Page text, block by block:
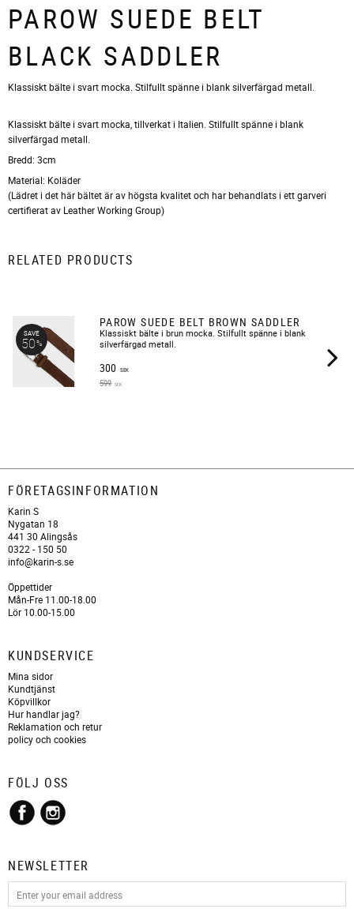
PAROW SUEDE BELT
BLACK SADDLER
Klassiskt bälte i svart mocka. Stilfullt spänne i blank silverfärgad metall.
Klassiskt bälte i svart mocka, tillverkat i Italien. Stilfullt spänne i blank
silverfärgad metall.
Bredd: 3cm
Material: Koläder
(Lädret i det här bältet är av högsta kvalitet och har behandlats i ett garveri
certifierat av Leather Working Group)
RELATED PRODUCTS
PAROW SUEDE BELT BROWN SADDLER
Klassiskt bälte i brun mocka. Stilfullt spänne i blank
silverfärgad metall.
300 SEK
599 SEK
SAVE
50%
FÖRETAGSINFORMATION
Karin S
Nygatan 18
441 30 Alingsås
0322 - 150 50
info@karin-s.se
Öppettider
Mån-Fre 11.00-18.00
Lör 10.00-15.00
KUNDSERVICE
Mina sidor
Kundtjänst
Köpvillkor
Hur handlar jag?
Reklamation och retur
policy och cookies
FÖLJ OSS
NEWSLETTER